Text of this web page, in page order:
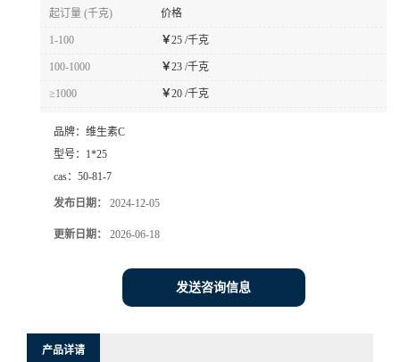
起订量 (千克) 价格
1-100 ￥25 /千克
100-1000 ￥23 /千克
≥1000 ￥20 /千克
品牌： 维生素C
型号： 1*25
cas： 50-81-7
发布日期： 2024-12-05
更新日期： 2026-06-18
发送咨询信息
产品详请